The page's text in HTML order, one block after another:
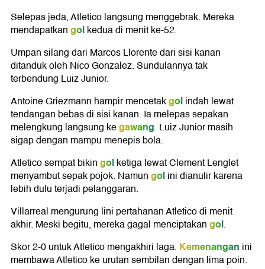
Selepas jeda, Atletico langsung menggebrak. Mereka
mendapatkangolkedua di menit ke-52.
Umpan silang dari Marcos Llorente dari sisi kanan
ditanduk oleh Nico Gonzalez. Sundulannya tak
terbendung Luiz Junior.
Antoine Griezmann hampir mencetakgolindah lewat
tendangan bebas di sisi kanan. Ia melepas sepakan
melengkung langsung kegawang. Luiz Junior masih
sigap dengan mampu menepis bola.
Atletico sempat bikingolketiga lewat Clement Lenglet
menyambut sepak pojok. Namungolini dianulir karena
lebih dulu terjadi pelanggaran.
Villarreal mengurung lini pertahanan Atletico di menit
akhir. Meski begitu, mereka gagal menciptakangol.
Skor 2-0 untuk Atletico mengakhiri laga. Kemenangan ini
membawa Atletico ke urutan sembilan dengan lima poin.